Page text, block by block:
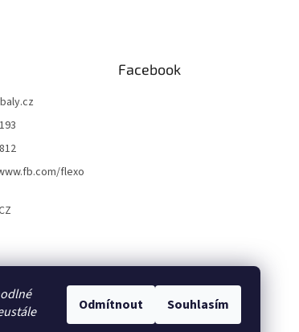
Odmítnout Souhlasím
flexo
Facebook
KATRIN